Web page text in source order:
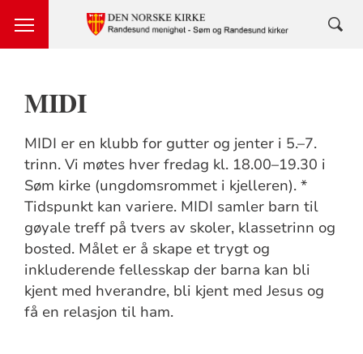
MIDI
MIDI er en klubb for gutter og jenter i 5.–7.
trinn. Vi møtes hver fredag kl. 18.00–19.30 i
Søm kirke (ungdomsrommet i kjelleren). *
Tidspunkt kan variere. MIDI samler barn til
gøyale treff på tvers av skoler, klassetrinn og
bosted. Målet er å skape et trygt og
inkluderende fellesskap der barna kan bli
kjent med hverandre, bli kjent med Jesus og
få en relasjon til ham.